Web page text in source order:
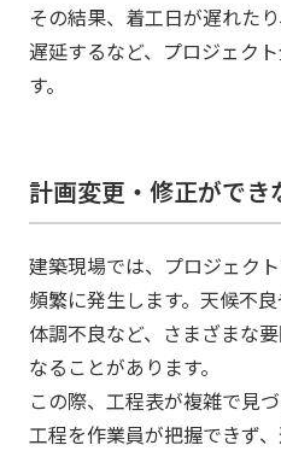
その結果、着工日が遅れた
遅延するなど、プロジェク
す。
計画変更・修正ができ
建築現場では、プロジェク
頻繁に発生します。天候不
体調不良など、さまざまな
なることがあります。
この際、工程表が複雑で見
工程を作業員が把握できず